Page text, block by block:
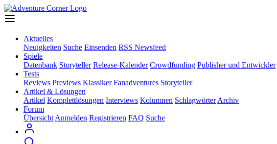
Aktuelles
Neuigkeiten Suche Einsenden RSS Newsfeed
Spiele
Datenbank Storyteller Release-Kalender Crowdfunding Publisher und Entwickler
Tests
Reviews Previews Klassiker Fanadventures Storyteller
Artikel & Lösungen
Artikel Komplettlösungen Interviews Kolumnen Schlagwörter Archiv
Forum
Übersicht Anmelden Registrieren FAQ Suche